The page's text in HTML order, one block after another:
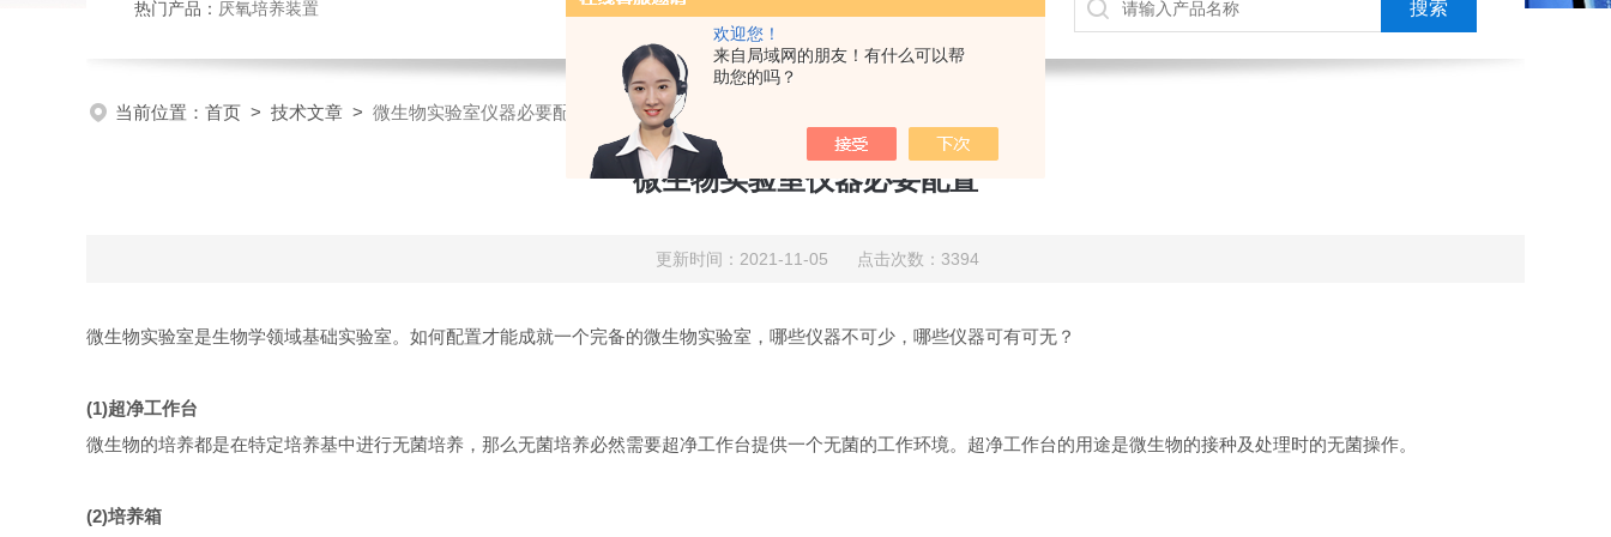
欢迎您！
来自局域网的朋友！有什么可以帮
助您的吗？
热门产品： 厌氧培养装置
当前位置： 首页 > 技术文章 > 微生物实验室仪器必要配置
微生物实验室仪器必要配置
更新时间：2021-11-05 点击次数：3394
微生物实验室是生物学领域基础实验室。如何配置才能成就一个完备的微生物实验室，哪些仪器不可少 ，哪些仪器可有可无？
(1)超净工作台
微生物的培养都是在特定培养基中进行无菌培养，那么无菌培养必然需要超净工作台提供一个无菌的工作环境。超净工作台的用途是微生物的接种及处理时的无菌操作。
(2)培养箱